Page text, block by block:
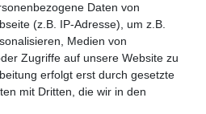
Daten von
(z.B. IP-Adresse), um z.B.
Medien von
Zugriffe auf unsere Website zu
erfolgt erst durch gesetzte
mit Dritten, die wir in den